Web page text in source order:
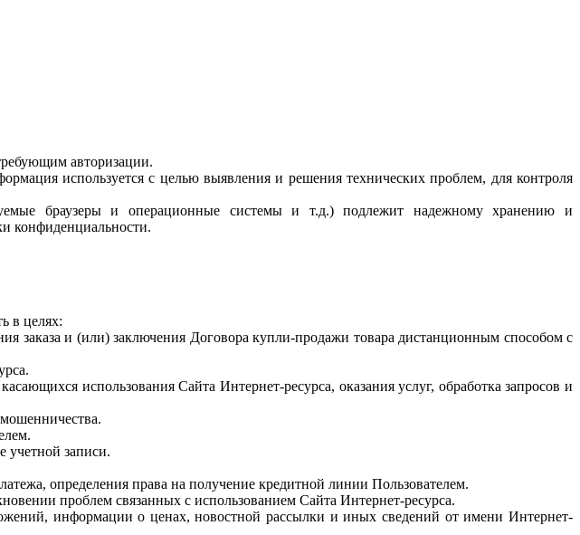
авторизации.
используется с целью выявления и решения технических проблем, для контроля
браузеры и операционные системы и т.д.) подлежит надежному хранению и
конфиденциальности.
в целях:
заказа и (или) заключения Договора купли-продажи товара дистанционным способом с
использования Сайта Интернет-ресурса, оказания услуг, обработка запросов и
учетной записи.
определения права на получение кредитной линии Пользователем.
проблем связанных с использованием Сайта Интернет-ресурса.
информации о ценах, новостной рассылки и иных сведений от имени Интернет-